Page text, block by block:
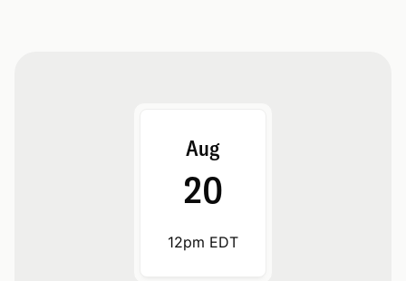
Aug
20
12pm EDT